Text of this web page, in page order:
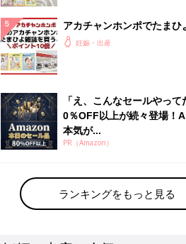
妊娠・出産の人気テーマ
赤ちゃんの名前・名づけ
ら
「まいにちのたまひよ」出産レポート
たまひよのアプリに寄せられた先輩
体験談